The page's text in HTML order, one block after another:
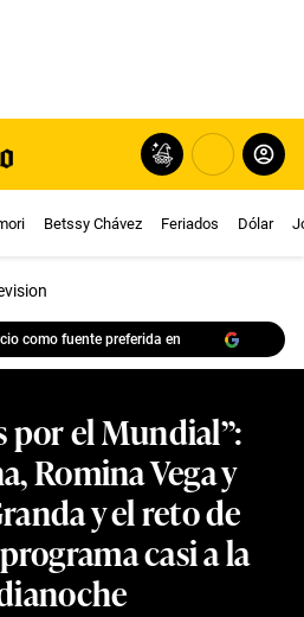
Betssy Chávez Feriados Dólar
como fuente preferida en
por el Mundial”:
Romina Vega y
y el reto de
casi a la